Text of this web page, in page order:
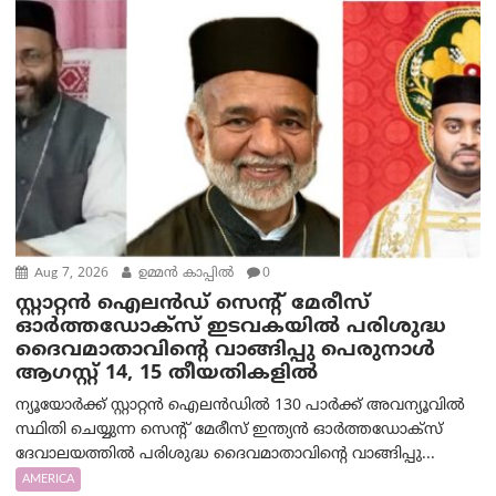
Aug 7, 2026 ഉമ്മന്‍ കാപ്പില്‍ 0
സ്റ്റാറ്റൻ ഐലൻഡ് സെന്റ് മേരീസ്
ഓർത്തഡോക്സ് ഇടവകയിൽ പരിശുദ്ധ
ദൈവമാതാവിന്റെ വാങ്ങിപ്പു പെരുനാൾ
ആഗസ്റ്റ് 14, 15 തീയതികളിൽ
ന്യൂയോർക്ക് സ്റ്റാറ്റൻ ഐലൻഡിൽ 130 പാർക്ക് അവന്യൂവിൽ
സ്ഥിതി ചെയ്യുന്ന സെന്റ് മേരീസ് ഇന്ത്യൻ ഓർത്തഡോക്സ്
ദേവാലയത്തിൽ പരിശുദ്ധ ദൈവമാതാവിന്റെ വാങ്ങിപ്പു...
AMERICA